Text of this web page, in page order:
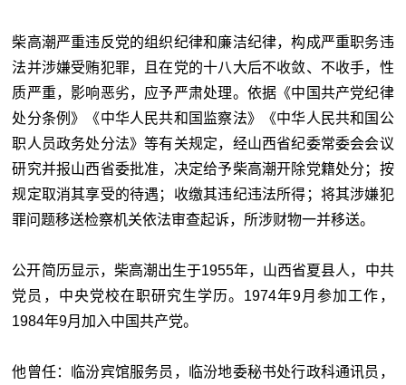
柴高潮严重违反党的组织纪律和廉洁纪律，构成严重职务违
法并涉嫌受贿犯罪，且在党的十八大后不收敛、不收手，性
质严重，影响恶劣，应予严肃处理。依据《中国共产党纪律
处分条例》《中华人民共和国监察法》《中华人民共和国公
职人员政务处分法》等有关规定，经山西省纪委常委会会议
研究并报山西省委批准，决定给予柴高潮开除党籍处分；按
规定取消其享受的待遇；收缴其违纪违法所得；将其涉嫌犯
罪问题移送检察机关依法审查起诉，所涉财物一并移送。
公开简历显示，柴高潮出生于1955年，山西省夏县人，中共
党员，中央党校在职研究生学历。1974年9月参加工作，
1984年9月加入中国共产党。
他曾任：临汾宾馆服务员，临汾地委秘书处行政科通讯员，